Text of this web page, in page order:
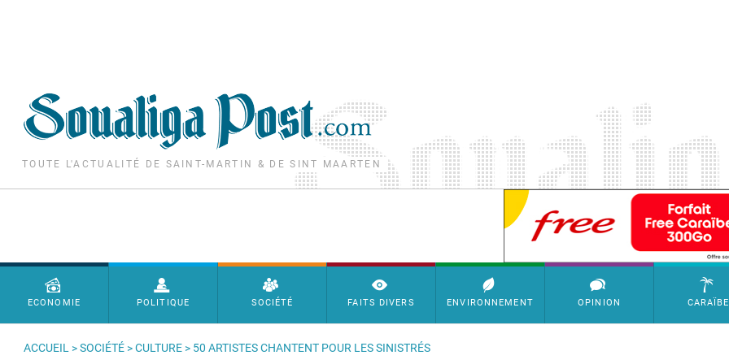
TOUTE L'ACTUALITÉ DE SAINT-MARTIN & DE SINT MAARTEN
SimpleAds Block Bannière
Menu principal
ECONOMIE POLITIQUE SOCIÉTÉ FAITS DIVERS ENVIRONNEMENT OPINION CARAÏBE
ACCUEIL >SOCIÉTÉ >CULTURE > 50 ARTISTES CHANTENT POUR LES SINISTRÉS